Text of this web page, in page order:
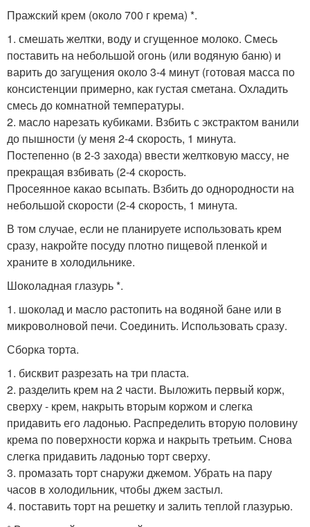
Пражский крем (около 700 г крема) *.
1. смешать желтки, воду и сгущенное молоко. Смесь
поставить на небольшой огонь (или водяную баню) и
варить до загущения около 3-4 минут (готовая масса по
консистенции примерно, как густая сметана. Охладить
смесь до комнатной температуры.
2. масло нарезать кубиками. Взбить с экстрактом ванили
до пышности (у меня 2-4 скорость, 1 минута.
Постепенно (в 2-3 захода) ввести желтковую массу, не
прекращая взбивать (2-4 скорость.
Просеянное какао всыпать. Взбить до однородности на
небольшой скорости (2-4 скорость, 1 минута.
В том случае, если не планируете использовать крем
сразу, накройте посуду плотно пищевой пленкой и
храните в холодильнике.
Шоколадная глазурь *.
1. шоколад и масло растопить на водяной бане или в
микроволновой печи. Соединить. Использовать сразу.
Сборка торта.
1. бисквит разрезать на три пласта.
2. разделить крем на 2 части. Выложить первый корж,
сверху - крем, накрыть вторым коржом и слегка
придавить его ладонью. Распределить вторую половину
крема по поверхности коржа и накрыть третьим. Снова
слегка придавить ладонью торт сверху.
3. промазать торт снаружи джемом. Убрать на пару
часов в холодильник, чтобы джем застыл.
4. поставить торт на решетку и залить теплой глазурью.